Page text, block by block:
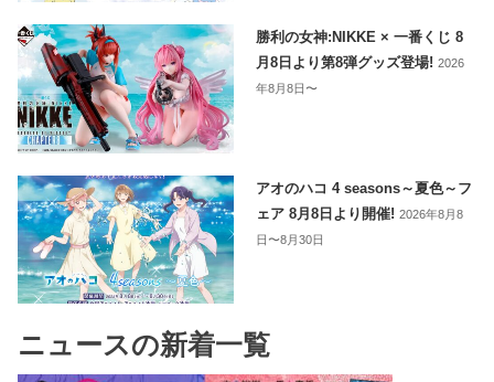
勝利の女神:NIKKE × 一番くじ 8
月8日より第8弾グッズ登場!2026
年8月8日〜
アオのハコ 4 seasons～夏色～フ
ェア 8月8日より開催!2026年8月8
日〜8月30日
ニュースの新着一覧